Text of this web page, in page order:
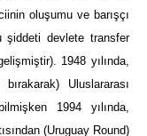
oluşumu ve barışçı
şiddeti devlete transfer
1948 yılında,
Uluslararası
1994 yılında,
(Uruguay Round)